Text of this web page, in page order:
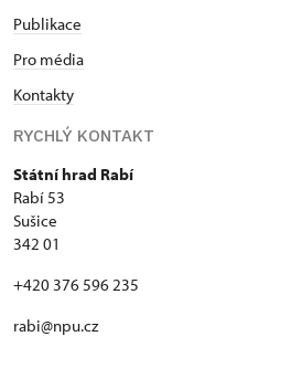
Publikace
Pro média
Kontakty
RYCHLÝ KONTAKT
Státní hrad Rabí
Rabí 53
Sušice
342 01
+420 376 596 235
rabi@npu.cz